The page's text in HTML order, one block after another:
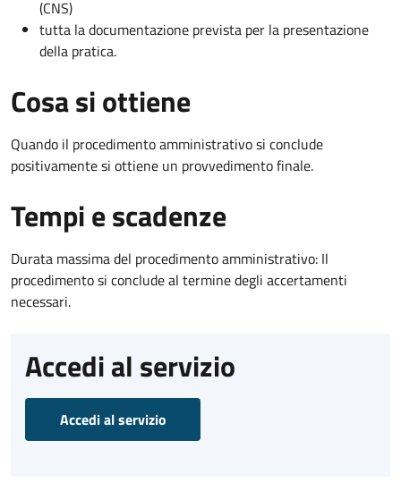
(CNS)
tutta la documentazione prevista per la presentazione
della pratica.
Cosa si ottiene
Quando il procedimento amministrativo si conclude
positivamente si ottiene un provvedimento finale.
Tempi e scadenze
Durata massima del procedimento amministrativo: Il
procedimento si conclude al termine degli accertamenti
necessari.
Accedi al servizio
Accedi al servizio